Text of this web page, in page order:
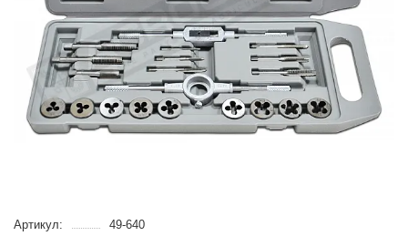
Артикул:
49-640